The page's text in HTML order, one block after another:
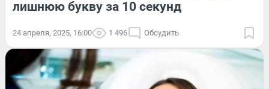
лишнюю букву за 10 секунд
24 апреля, 2025, 16:00 1 496 Обсудить